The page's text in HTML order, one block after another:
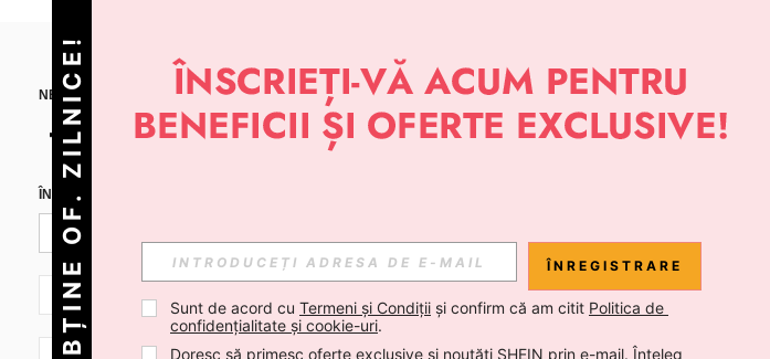
NE GĂSEȘTI PE APLICAȚIE
ÎNREGISTREAZĂ-TE PENTRU A PRIMI NOUTĂȚI DESPRE STIL DE LA SHEIN
RO + 40 Abonare
OBȚINE OF. ZILNICE! ÎNREGISTRARE
Sunt de acord cu Termeni și Condiții și confirm că am citit Politica de
confidențialitate și cookie-uri.
Doresc să primesc oferte exclusive și noutăți SHEIN prin e-mail. Înțeleg